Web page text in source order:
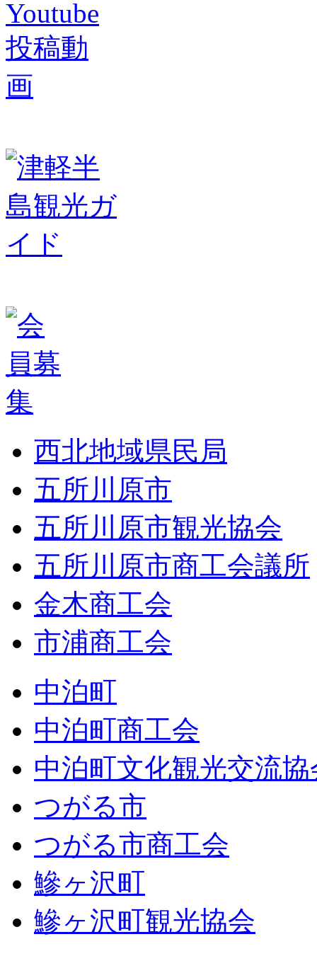
西北地域県民局
五所川原市
五所川原市観光協会
五所川原市商工会議所
金木商工会
市浦商工会
中泊町
中泊町商工会
中泊町文化観光交流協
つがる市
つがる市商工会
鰺ヶ沢町
鰺ヶ沢町観光協会